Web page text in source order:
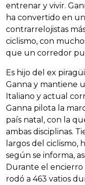
entrenar y vivir.
ha convertido en
contrarrelojistas
ciclismo, con
que un corredor
Es hijo del ex
Ganna y mantiene
Italiano y actual
Ganna pilota la
país natal, con la
ambas disciplinas.
largos del ciclismo,
según se informa,
Durante el encierro
rodó a 463 vatios